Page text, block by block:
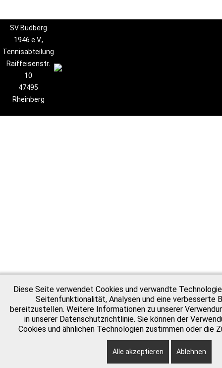
SV Budberg
1946 e.V.,
Tennisabteilung
Raiffeisenstr.
10
47495
Rheinberg
Diese Seite verwendet Cookies und verwandte
Seitenfunktionalität, Analysen und eine verbesserte
bereitzustellen. Weitere Informationen zu unserer
in unserer Datenschutzrichtlinie. Sie können der
Cookies und ähnlichen Technologien zustimmen oder die
Alle akzeptieren Ablehnen